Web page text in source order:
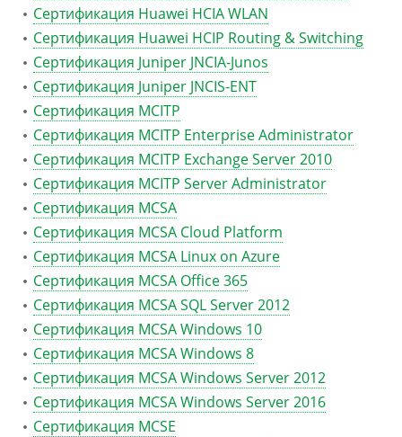
Сертификация Huawei HCIA WLAN
Сертификация Huawei HCIP Routing & Switching
Сертификация Juniper JNCIA-Junos
Сертификация Juniper JNCIS-ENT
Сертификация MCITP
Сертификация MCITP Enterprise Administrator
Сертификация MCITP Exchange Server 2010
Сертификация MCITP Server Administrator
Сертификация MCSA
Сертификация MCSA Cloud Platform
Сертификация MCSA Linux on Azure
Сертификация MCSA Office 365
Сертификация MCSA SQL Server 2012
Сертификация MCSA Windows 10
Сертификация MCSA Windows 8
Сертификация MCSA Windows Server 2012
Сертификация MCSA Windows Server 2016
Сертификация MCSE